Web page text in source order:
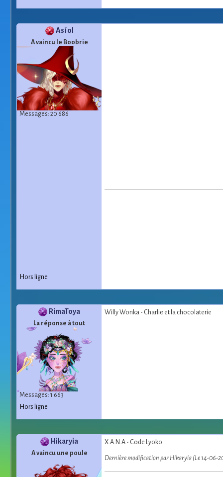
Asïol
A vaincu le Boobrie
Messages: 20 686
Hors ligne
RimaToya
La réponse à tout
Messages: 1 663
Willy Wonka - Charlie et la chocolaterie
Hors ligne
Hikaryia
A vaincu une poule
X.A.N.A - Code Lyoko
Dernière modification par Hikaryia (Le 14-06-